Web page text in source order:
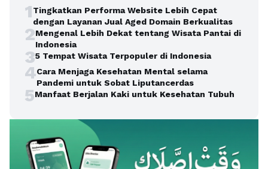
1Tingkatkan Performa Website Lebih Cepat
dengan Layanan Jual Aged Domain Berkualitas
2Mengenal Lebih Dekat tentang Wisata Pantai di
Indonesia
35 Tempat Wisata Terpopuler di Indonesia
4Cara Menjaga Kesehatan Mental selama
Pandemi untuk Sobat Liputancerdas
5Manfaat Berjalan Kaki untuk Kesehatan Tubuh